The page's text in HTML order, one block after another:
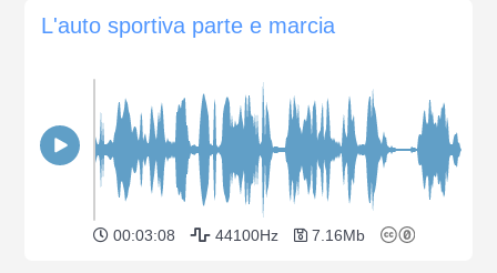
L'auto sportiva parte e marcia
00:03:08 44100Hz 7.16Mb